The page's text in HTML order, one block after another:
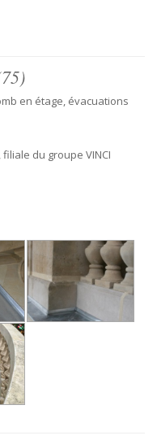
en étage, évacuations
du groupe VINCI